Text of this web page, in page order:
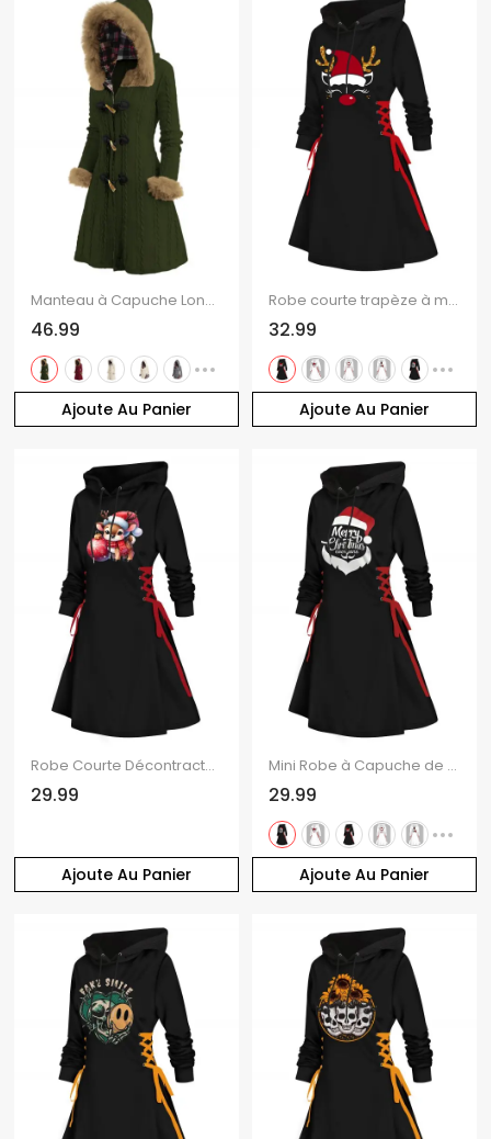
Ajoute Au Panier
Manteau à Capuche Long Boutonné Panneau à Carreaux en Fausse Fourrure
46.99
Ajoute Au Panier
Robe courte trapèze à manches longues et capuche à lacets et motif élan de Noël
32.99
Ajoute Au Panier
Robe Courte Décontractée Imprimé Renne de Noël à Lacets
29.99
Ajoute Au Panier
Mini Robe à Capuche de Noël Motif de Chapeau à Manches Longues à Lacets
29.99